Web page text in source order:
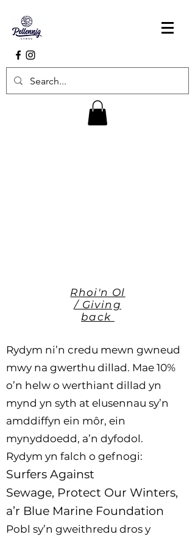
Rhoi'n Ol
/ Giving
back
Rydym ni’n credu mewn gwneud
mwy na gwerthu dillad. Mae 10%
o’n helw o werthiant dillad yn
mynd yn syth at elusennau sy’n
amddiffyn ein môr, ein
mynyddoedd, a’n dyfodol.
Rydym yn falch o gefnogi:
Surfers Against
Sewage, Protect Our Winters,
a’r Blue Marine Foundation
Pobl sy’n gweithredu dros y